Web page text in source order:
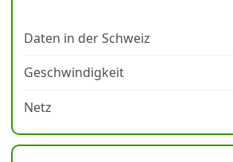
Daten in der Schweiz
Geschwindigkeit
Netz